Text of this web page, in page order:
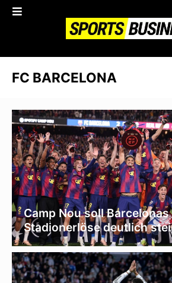
FC BARCELONA
Camp Nou soll Barcelonas
Stadionerlöse deutlich